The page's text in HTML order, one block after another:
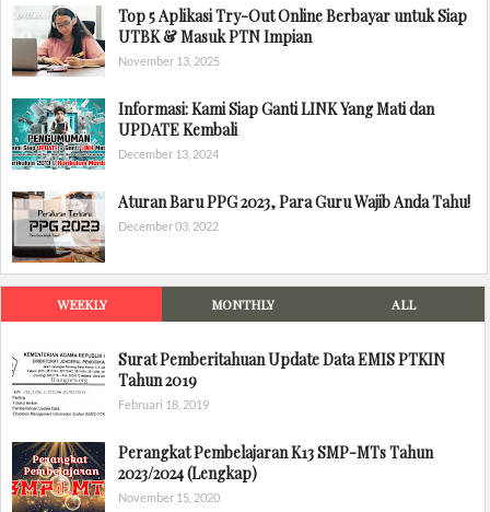
Top 5 Aplikasi Try-Out Online Berbayar untuk Siap
UTBK & Masuk PTN Impian
November 13, 2025
Informasi: Kami Siap Ganti LINK Yang Mati dan
UPDATE Kembali
December 13, 2024
Aturan Baru PPG 2023, Para Guru Wajib Anda Tahu!
December 03, 2022
WEEKLY MONTHLY ALL
Surat Pemberitahuan Update Data EMIS PTKIN
Tahun 2019
Februari 18, 2019
Perangkat Pembelajaran K13 SMP-MTs Tahun
2023/2024 (Lengkap)
November 15, 2020